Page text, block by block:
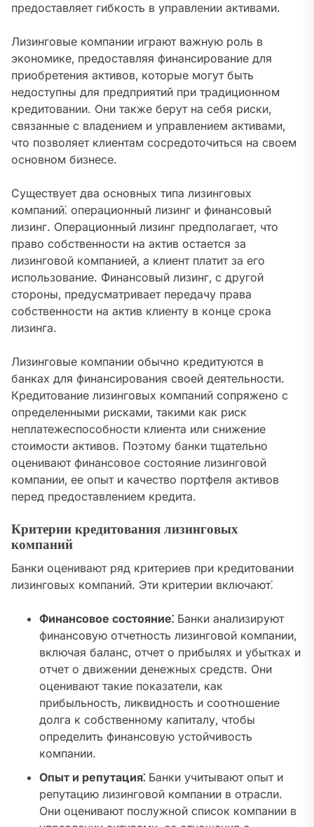
предоставляет гибкость в управлении активами.
Лизинговые компании играют важную роль в
экономике‚ предоставляя финансирование для
приобретения активов‚ которые могут быть
недоступны для предприятий при традиционном
кредитовании. Они также берут на себя риски‚
связанные с владением и управлением активами‚
что позволяет клиентам сосредоточиться на своем
основном бизнесе.
Существует два основных типа лизинговых
компаний⁚ операционный лизинг и финансовый
лизинг. Операционный лизинг предполагает‚ что
право собственности на актив остается за
лизинговой компанией‚ а клиент платит за его
использование. Финансовый лизинг‚ с другой
стороны‚ предусматривает передачу права
собственности на актив клиенту в конце срока
лизинга.
Лизинговые компании обычно кредитуются в
банках для финансирования своей деятельности.
Кредитование лизинговых компаний сопряжено с
определенными рисками‚ такими как риск
неплатежеспособности клиента или снижение
стоимости активов. Поэтому банки тщательно
оценивают финансовое состояние лизинговой
компании‚ ее опыт и качество портфеля активов
перед предоставлением кредита.
Критерии кредитования лизинговых
компаний
Банки оценивают ряд критериев при кредитовании
лизинговых компаний. Эти критерии включают⁚
Финансовое состояние⁚ Банки анализируют
финансовую отчетность лизинговой компании‚
включая баланс‚ отчет о прибылях и убытках и
отчет о движении денежных средств. Они
оценивают такие показатели‚ как
прибыльность‚ ликвидность и соотношение
долга к собственному капиталу‚ чтобы
определить финансовую устойчивость
компании.
Опыт и репутация⁚ Банки учитывают опыт и
репутацию лизинговой компании в отрасли.
Они оценивают послужной список компании в